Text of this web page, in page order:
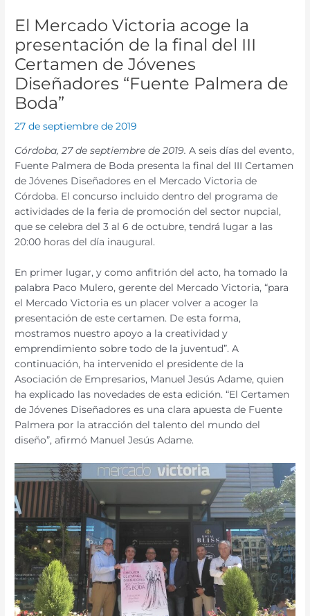
El Mercado Victoria acoge la
presentación de la final del III
Certamen de Jóvenes
Diseñadores “Fuente Palmera de
Boda”
27 de septiembre de 2019
Córdoba, 27 de septiembre de 2019.A seis días del evento,
Fuente Palmera de Boda presenta la final del III Certamen
de Jóvenes Diseñadores en el Mercado Victoria de
Córdoba. El concurso incluido dentro del programa de
actividades de la feria de promoción del sector nupcial,
que se celebra del 3 al 6 de octubre, tendrá lugar a las
20:00 horas del día inaugural.
En primer lugar, y como anfitrión del acto, ha tomado la
palabra Paco Mulero, gerente del Mercado Victoria, “para
el Mercado Victoria es un placer volver a acoger la
presentación de este certamen. De esta forma,
mostramos nuestro apoyo a la creatividad y
emprendimiento sobre todo de la juventud”. A
continuación, ha intervenido el presidente de la
Asociación de Empresarios, Manuel Jesús Adame, quien
ha explicado las novedades de esta edición. “El Certamen
de Jóvenes Diseñadores es una clara apuesta de Fuente
Palmera por la atracción del talento del mundo del
diseño”, afirmó Manuel Jesús Adame.